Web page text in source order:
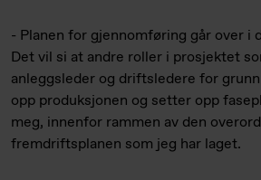
- Planen for gjennomføring går over i
Det vil si at andre roller i prosjektet
anleggsleder og driftsledere for
opp produksjonen og setter opp
meg, innenfor rammen av den
fremdriftsplanen som jeg har laget.